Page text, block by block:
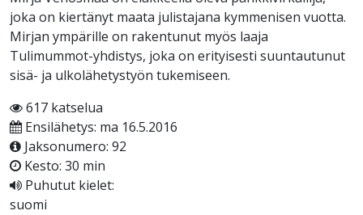
joka on kiertänyt maata julistajana kymmenisen vuotta.
Mirjan ympärille on rakentunut myös laaja
Tulimummot-yhdistys, joka on erityisesti suuntautunut
sisä- ja ulkolähetystyön tukemiseen.
617 katselua
Ensilähetys: ma 16.5.2016
Jaksonumero: 92
Kesto: 30 min
Puhutut kielet:
suomi